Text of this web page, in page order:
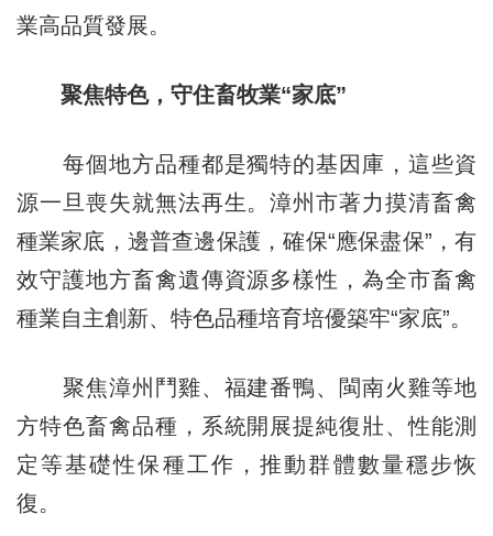
業高品質發展。
聚焦特色，守住畜牧業“家底”
每個地方品種都是獨特的基因庫，這些資
源一旦喪失就無法再生。漳州市著力摸清畜禽
種業家底，邊普查邊保護，確保“應保盡保”，有
效守護地方畜禽遺傳資源多樣性，為全市畜禽
種業自主創新、特色品種培育培優築牢“家底”。
聚焦漳州鬥雞、福建番鴨、閩南火雞等地
方特色畜禽品種，系統開展提純復壯、性能測
定等基礎性保種工作，推動群體數量穩步恢
復。